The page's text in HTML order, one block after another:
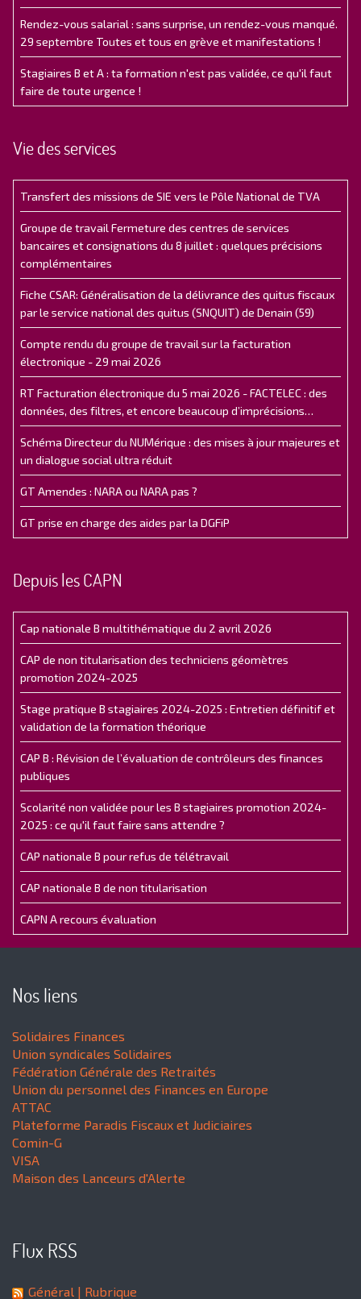
Rendez-vous salarial : sans surprise, un rendez-vous manqué.
29 septembre Toutes et tous en grève et manifestations !
Stagiaires B et A : ta formation n'est pas validée, ce qu'il faut
faire de toute urgence !
Vie des services
Transfert des missions de SIE vers le Pôle National de TVA
Groupe de travail Fermeture des centres de services
bancaires et consignations du 8 juillet : quelques précisions
complémentaires
Fiche CSAR: Généralisation de la délivrance des quitus fiscaux
par le service national des quitus (SNQUIT) de Denain (59)
Compte rendu du groupe de travail sur la facturation
électronique - 29 mai 2026
RT Facturation électronique du 5 mai 2026 - FACTELEC : des
données, des filtres, et encore beaucoup d’imprécisions…
Schéma Directeur du NUMérique : des mises à jour majeures et
un dialogue social ultra réduit
GT Amendes : NARA ou NARA pas ?
GT prise en charge des aides par la DGFiP
Depuis les CAPN
Cap nationale B multithématique du 2 avril 2026
CAP de non titularisation des techniciens géomètres
promotion 2024-2025
Stage pratique B stagiaires 2024-2025 : Entretien définitif et
validation de la formation théorique
CAP B : Révision de l’évaluation de contrôleurs des finances
publiques
Scolarité non validée pour les B stagiaires promotion 2024-
2025 : ce qu'il faut faire sans attendre ?
CAP nationale B pour refus de télétravail
CAP nationale B de non titularisation
CAPN A recours évaluation
Nos liens
Solidaires Finances
Union syndicales Solidaires
Fédération Générale des Retraités
Union du personnel des Finances en Europe
ATTAC
Plateforme Paradis Fiscaux et Judiciaires
Comin-G
VISA
Maison des Lanceurs d'Alerte
Flux RSS
Général | Rubrique